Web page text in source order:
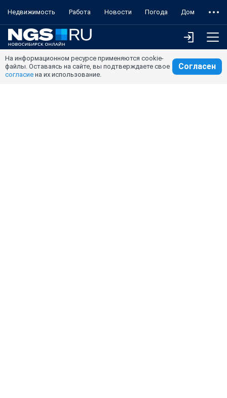
Недвижимость Работа Новости Погода Дом
На информационном ресурсе применяются cookie-
файлы. Оставаясь на сайте, вы подтверждаете свое
согласие на их использование.
Согласен